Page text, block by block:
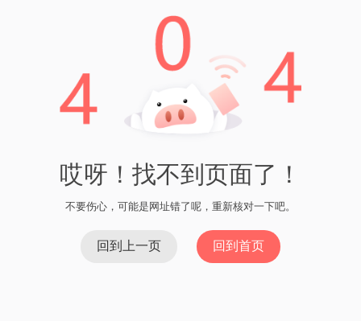
哎呀！找不到页面了！
不要伤心，可能是网址错了呢，重新核对一下吧。
回到上一页 回到首页